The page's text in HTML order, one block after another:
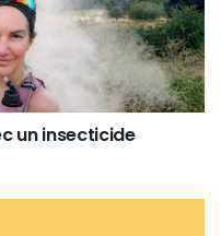
un insecticide